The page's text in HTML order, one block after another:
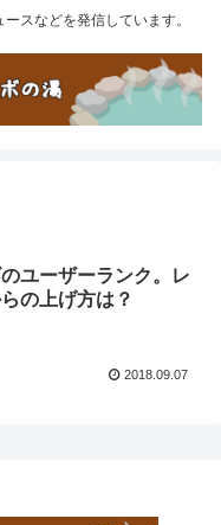
スなどを発信しています。
ユーザーランク。レ
の上げ方は？
2018.09.07